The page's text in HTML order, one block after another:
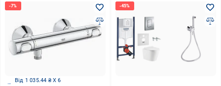
Від 1 035.44 ₴ X 6